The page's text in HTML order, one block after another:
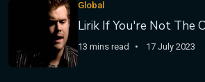
Global
Lirik If You're Not The
13 mins read 17 July 2023